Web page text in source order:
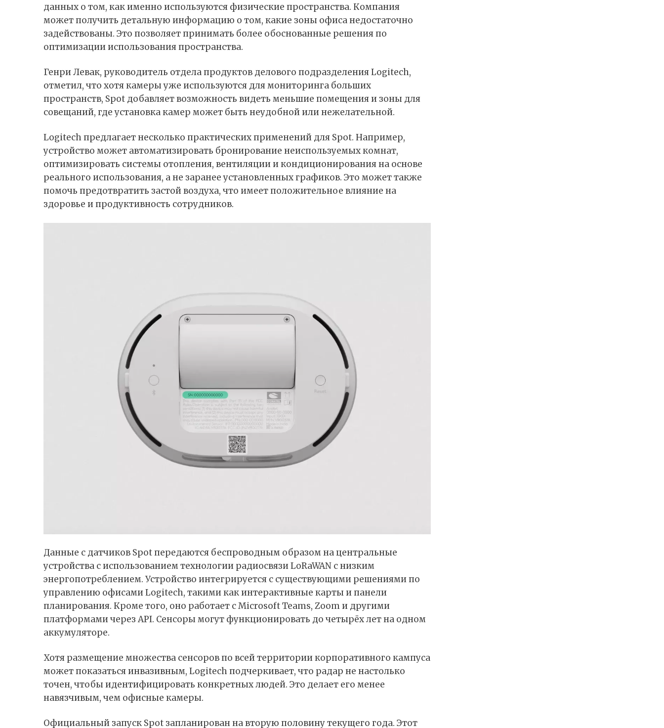
данных о том, как именно используются физические пространства. Компания
может получить детальную информацию о том, какие зоны офиса недостаточно
задействованы. Это позволяет принимать более обоснованные решения по
оптимизации использования пространства.
Генри Левак, руководитель отдела продуктов делового подразделения Logitech,
отметил, что хотя камеры уже используются для мониторинга больших
пространств, Spot добавляет возможность видеть меньшие помещения и зоны для
совещаний, где установка камер может быть неудобной или нежелательной.
Logitech предлагает несколько практических применений для Spot. Например,
устройство может автоматизировать бронирование неиспользуемых комнат,
оптимизировать системы отопления, вентиляции и кондиционирования на основе
реального использования, а не заранее установленных графиков. Это может также
помочь предотвратить застой воздуха, что имеет положительное влияние на
здоровье и продуктивность сотрудников.
Данные с датчиков Spot передаются беспроводным образом на центральные
устройства с использованием технологии радиосвязи LoRaWAN с низким
энергопотреблением. Устройство интегрируется с существующими решениями по
управлению офисами Logitech, такими как интерактивные карты и панели
планирования. Кроме того, оно работает с Microsoft Teams, Zoom и другими
платформами через API. Сенсоры могут функционировать до четырёх лет на одном
аккумуляторе.
Хотя размещение множества сенсоров по всей территории корпоративного кампуса
может показаться инвазивным, Logitech подчеркивает, что радар не настолько
точен, чтобы идентифицировать конкретных людей. Это делает его менее
навязчивым, чем офисные камеры.
Официальный запуск Spot запланирован на вторую половину текущего года. Этот